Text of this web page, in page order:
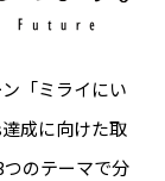
「ミライにい
成に向けた取
のテーマで分